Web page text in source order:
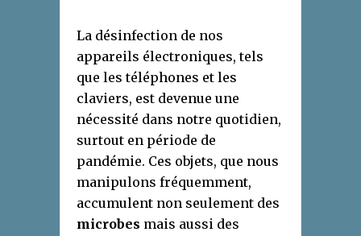
La désinfection de nos
appareils électroniques, tels
que les téléphones et les
claviers, est devenue une
nécessité dans notre quotidien,
surtout en période de
pandémie. Ces objets, que nous
manipulons fréquemment,
accumulent non seulement des
microbes mais aussi des